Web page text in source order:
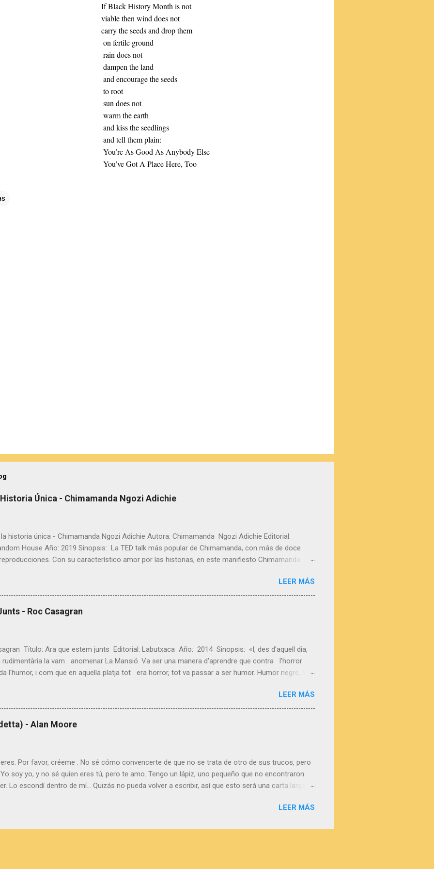
Month is not
wind does not
and drop them
ground
not
the land
the seeds
not
the earth
the seedlings
them plain:
Good As Anybody Else
A Place Here, Too
Historia Única - Chimamanda Ngozi Adichie
historia única - Chimamanda Ngozi Adichie Autora: Chimamanda Ngozi Adichie Editorial:
House Año: 2019 Sinopsis: La TED talk más popular de Chimamanda, con más de doce
Con su característico amor por las historias, en este manifiesto Chimamanda
han visto más de tres millones de personas. Con rotundidad y calidez, la autora reivindica la
infinitud de historias que nos conforman. En este texto -que se cierra con una reflexión de la
Garcés- Ngozi Adichie alerta sobre los peligros de reducir una persona, un país o una cultura a
pues solo cuando comprendemos que nunca existe una única historia, subraya,
LEER MÁS
- Roc Casagran
Título: Ara que estem junts Editorial: Labutxaca Año: 2014 Sinopsis: «I, des d'aquell dia,
rudimentària la vam anomenar La Mansió. Va ser una manera d'aprendre que contra l'horror
l'humor, i com que en aquella platja tot era horror, tot va passar a ser humor. Humor negre, és
Ara que estem junts explica la separació de dos germans bessons per la Guerra Civil.
sobre l'exili i la vida al camp de refugiats d'Argelers. Ara que estem junts és també una història
Antes que nada, no he traducido los fragmentos, ya que este libro solo lo vais a encontrar
y además no me parecería bien traducirlo, ya que haciéndolo voy a cambiar las ...
LEER MÁS
- Alan Moore
Por favor, créeme . No sé cómo convencerte de que no se trata de otro de sus trucos, pero
soy yo, y no sé quien eres tú, pero te amo. Tengo un lápiz, uno pequeño que no encontraron.
Lo escondí dentro de mí… Quizás no pueda volver a escribir, así que esto será una carta larga
en 1957, un día muy lluvioso. Aprobé los exámenes e ingresé en el instituto femenino. Quería ser
la clase de la Srta. Watson. Sus muñecas. Tenía unas muñecas preciosas. En clase de biología,
LEER MÁS